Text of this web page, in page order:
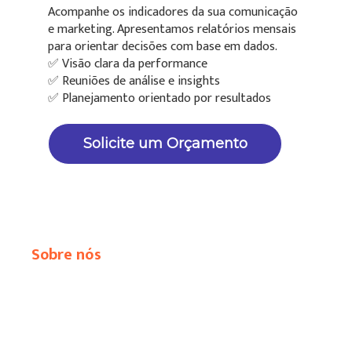
Acompanhe os indicadores da sua comunicação
e marketing. Apresentamos relatórios mensais
para orientar decisões com base em dados.
✅ Visão clara da performance
✅ Reuniões de análise e insights
✅ Planejamento orientado por resultados
Solicite um Orçamento
Sobre nós